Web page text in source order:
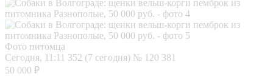
Фото питомца
Сегодня, 11:11 352 (7 сегодня) № 120 381
50 000 ₽